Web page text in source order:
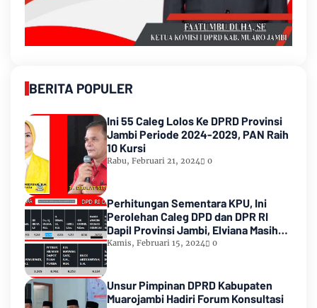
BERITA POPULER
Ini 55 Caleg Lolos Ke DPRD Provinsi
Jambi Periode 2024-2029, PAN Raih
10 Kursi
Rabu, Februari 21, 2024 0
Perhitungan Sementara KPU, Ini
Perolehan Caleg DPD dan DPR RI
Dapil Provinsi Jambi, Elviana Masih
Urutan Kedua Teratas
Kamis, Februari 15, 2024 0
Unsur Pimpinan DPRD Kabupaten
Muarojambi Hadiri Forum Konsultasi